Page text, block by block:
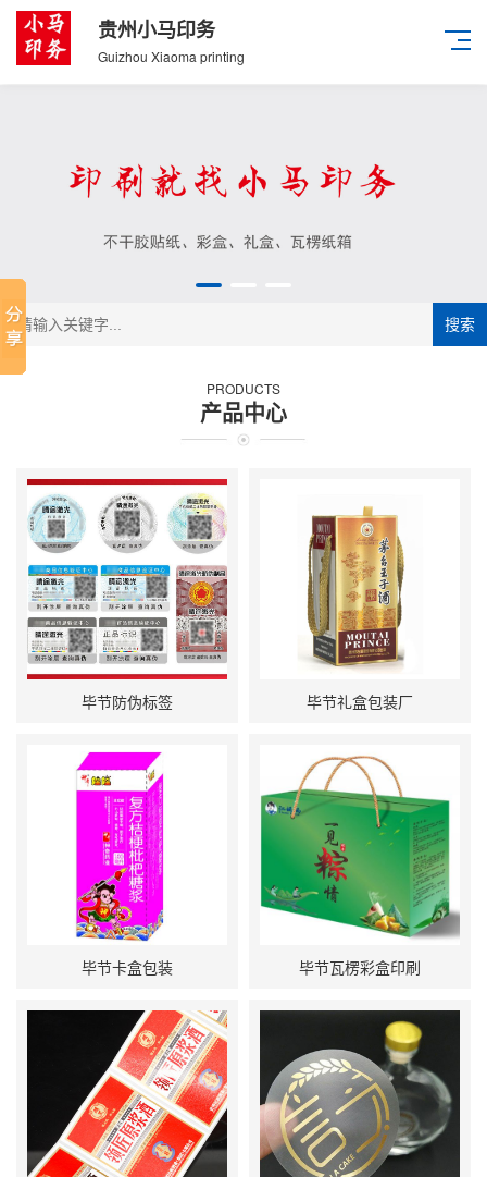
贵州小马印务
Guizhou Xiaoma printing
搜索
PRODUCTS
产品中心
毕节防伪标签 毕节礼盒包装厂
毕节卡盒包装 毕节瓦楞彩盒印刷